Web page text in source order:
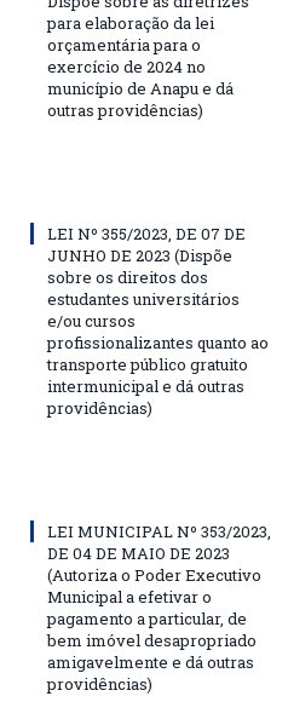
para elaboração da lei
orçamentária para o
exercício de 2024 no
município de Anapu e dá
outras providências)
LEI Nº 355/2023, DE 07 DE
JUNHO DE 2023 (Dispõe
sobre os direitos dos
estudantes universitários
e/ou cursos
profissionalizantes quanto ao
transporte público gratuito
intermunicipal e dá outras
providências)
LEI MUNICIPAL Nº 353/2023,
DE 04 DE MAIO DE 2023
(Autoriza o Poder Executivo
Municipal a efetivar o
pagamento a particular, de
bem imóvel desapropriado
amigavelmente e dá outras
providências)